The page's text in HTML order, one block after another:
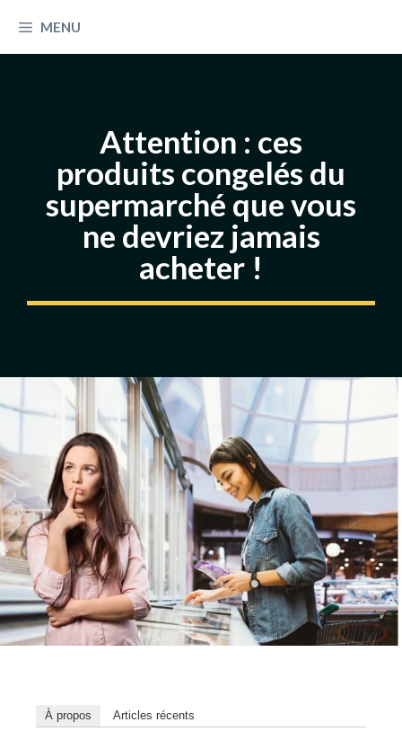
MENU
Attention : ces
produits congelés du
supermarché que vous
ne devriez jamais
acheter !
À propos Articles récents